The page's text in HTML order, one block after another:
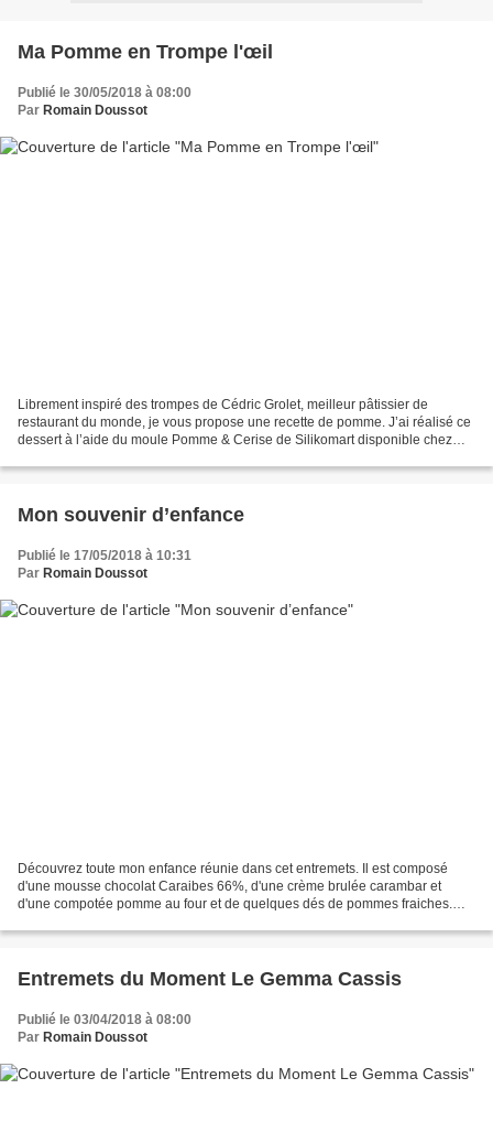
Ma Pomme en Trompe l'œil
Publié le 30/05/2018 à 08:00
Par Romain Doussot
Librement inspiré des trompes de Cédric Grolet, meilleur pâtissier de
restaurant du monde, je vous propose une recette de pomme. J’ai réalisé ce
dessert à l’aide du moule Pomme & Cerise de Silikomart disponible chez
Mon souvenir d’enfance
Publié le 17/05/2018 à 10:31
Par Romain Doussot
Découvrez toute mon enfance réunie dans cet entremets. Il est composé
d'une mousse chocolat Caraibes 66%, d'une crème brulée carambar et
d'une compotée pomme au four et de quelques dés de pommes fraiches.
Entremets du Moment Le Gemma Cassis
Publié le 03/04/2018 à 08:00
Par Romain Doussot